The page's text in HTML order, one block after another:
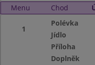
Menu
Chod
1
Polévka
Jídlo
Příloha
Doplněk